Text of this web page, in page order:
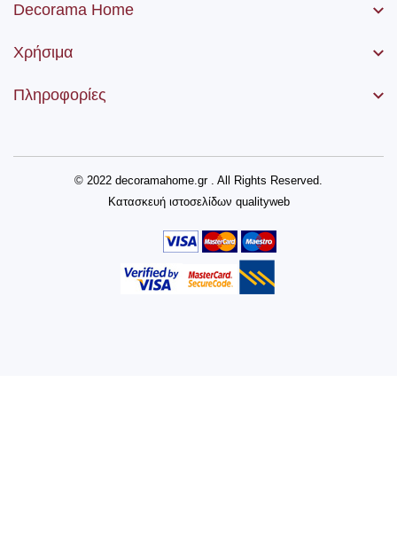
Decorama Home
Χρήσιμα
Πληροφορίες
© 2022 decoramahome.gr . All Rights Reserved.
Κατασκευή ιστοσελίδων qualityweb